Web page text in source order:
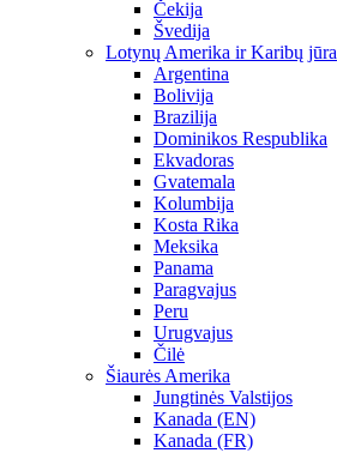
Čekija
Švedija
Lotynų Amerika ir Karibų jūra
Argentina
Bolivija
Brazilija
Dominikos Respublika
Ekvadoras
Gvatemala
Kolumbija
Kosta Rika
Meksika
Panama
Paragvajus
Peru
Urugvajus
Čilė
Šiaurės Amerika
Jungtinės Valstijos
Kanada (EN)
Kanada (FR)